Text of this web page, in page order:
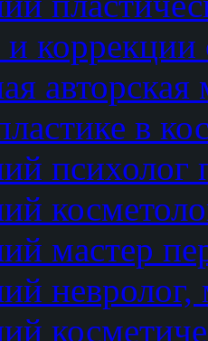
коррекции
авторская
в
психолог
мастер
невролог,